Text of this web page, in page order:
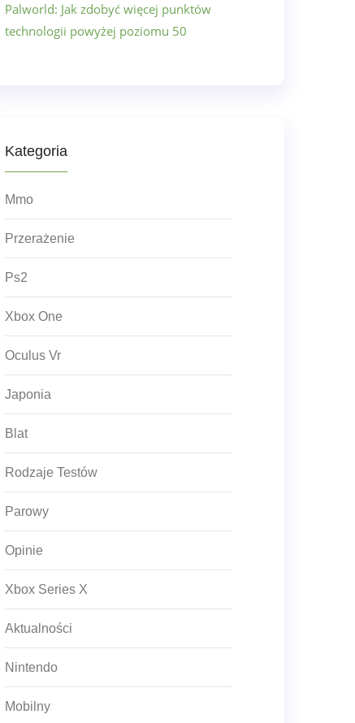
Palworld: Jak zdobyć więcej punktów
technologii powyżej poziomu 50
Kategoria
Mmo
Przerażenie
Ps2
Xbox One
Oculus Vr
Japonia
Blat
Rodzaje Testów
Parowy
Opinie
Xbox Series X
Aktualności
Nintendo
Mobilny